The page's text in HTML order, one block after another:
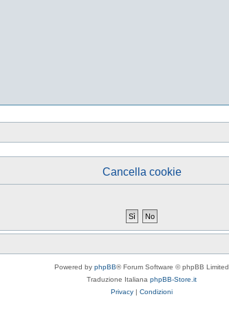
Cancella cookie
Powered by phpBB® Forum Software © phpBB Limited
Traduzione Italiana phpBB-Store.it
Privacy | Condizioni